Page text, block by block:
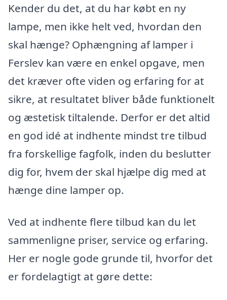
Kender du det, at du har købt en ny
lampe, men ikke helt ved, hvordan den
skal hænge? Ophængning af lamper i
Ferslev kan være en enkel opgave, men
det kræver ofte viden og erfaring for at
sikre, at resultatet bliver både funktionelt
og æstetisk tiltalende. Derfor er det altid
en god idé at indhente mindst tre tilbud
fra forskellige fagfolk, inden du beslutter
dig for, hvem der skal hjælpe dig med at
hænge dine lamper op.
Ved at indhente flere tilbud kan du let
sammenligne priser, service og erfaring.
Her er nogle gode grunde til, hvorfor det
er fordelagtigt at gøre dette: